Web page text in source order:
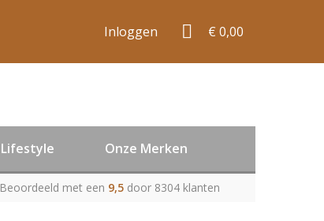
Inloggen € 0,00
Lifestyle Onze Merken
Beoordeeld met een 9,5 door 8304 klanten